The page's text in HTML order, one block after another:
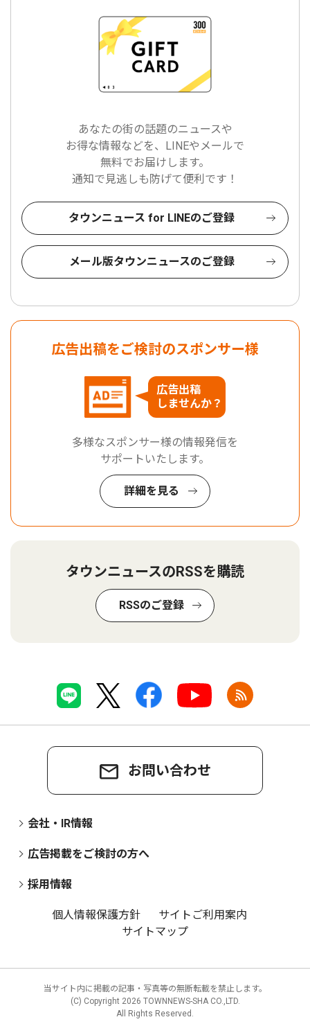
あなたの街の話題のニュースや
お得な情報などを、LINEやメールで
無料でお届けします。
通知で見逃しも防げて便利です！
タウンニュース for LINEのご登録
メール版タウンニュースのご登録
広告出稿をご検討のスポンサー様
広告出稿
しませんか？
多様なスポンサー様の情報発信を
サポートいたします。
詳細を見る
タウンニュースのRSSを購読
RSSのご登録
お問い合わせ
会社・IR情報
広告掲載をご検討の方へ
採用情報
個人情報保護方針
サイトご利用案内
サイトマップ
当サイト内に掲載の記事・写真等の無断転載を禁止します。
(C) Copyright 2026 TOWNNEWS-SHA CO.,LTD.
All Rights Reserved.